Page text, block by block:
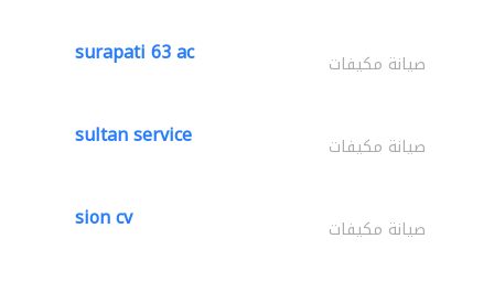
surapati 63 ac صيانة مكيفات
sultan service صيانة مكيفات
sion cv صيانة مكيفات